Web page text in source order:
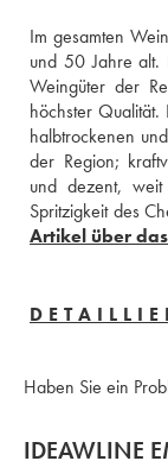
Im gesamten
und 50 Jahre alt.
Weingüter der
höchster
halbtrockenen
der Region;
und dezent,
Spritzigkeit des
Artikel über
Haben Sie ein
IDEAWLINE